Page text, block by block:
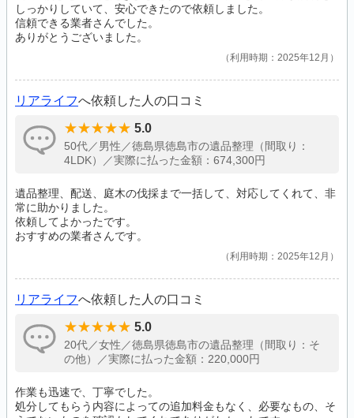
しっかりしていて、安心できたので依頼しました。
信頼できる業者さんでした。
ありがとうございました。
利用時期：2025年12月
リアライフへ依頼した人の口コミ
5.0
50代／男性／徳島県徳島市の遺品整理（間取り：
4LDK）／実際に払った金額：674,300円
遺品整理、配送、庭木の伐採まで一括して、対応してくれて、非
常に助かりました。
依頼してよかったです。
おすすめの業者さんです。
利用時期：2025年12月
リアライフへ依頼した人の口コミ
5.0
20代／女性／徳島県徳島市の遺品整理（間取り：そ
の他）／実際に払った金額：220,000円
作業も迅速で、丁寧でした。
処分してもらう内容によっての追加料金もなく、必要なもの、そ